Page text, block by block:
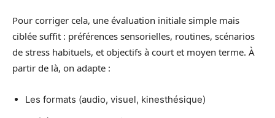
Pour corriger cela, une évaluation initiale simple mais
ciblée suffit : préférences sensorielles, routines, scénarios
de stress habituels, et objectifs à court et moyen terme. À
partir de là, on adapte :
Les formats (audio, visuel, kinesthésique)